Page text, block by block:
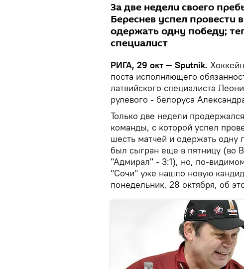
За две недели своего
Береснев успел
одержать одну победу;
специалист
РИГА, 29 окт — Sputnik.
поста исполняющего
латвийского специалиста
рулевого - белоруса
Только две недели
команды, с которой успел
шесть матчей и одержать
был сыгран еще в пятницу (во
"Адмирал" - 3:1), но, по-
"Сочи" уже нашло новую
понедельник, 28 октября, об